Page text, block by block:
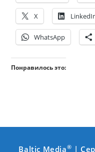
X
WhatsApp
Понравилось это:
Baltic Media® |